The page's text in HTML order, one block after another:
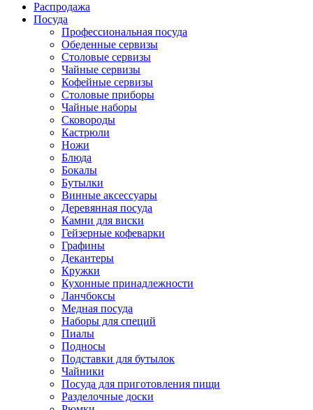
Распродажа
Посуда
Профессиональная посуда
Обеденные сервизы
Столовые сервизы
Чайные сервизы
Кофейные сервизы
Столовые приборы
Чайные наборы
Сковороды
Кастрюли
Ножи
Блюда
Бокалы
Бутылки
Винные аксессуары
Деревянная посуда
Камни для виски
Гейзерные кофеварки
Графины
Декантеры
Кружки
Кухонные принадлежности
Ланчбоксы
Медная посуда
Наборы для специй
Пиалы
Подносы
Подставки для бутылок
Чайники
Посуда для приготовления пищи
Разделочные доски